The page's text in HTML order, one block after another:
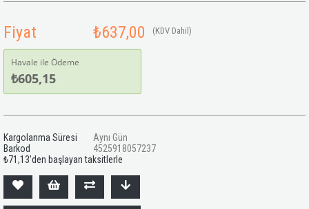
Fiyat ₺637,00 (KDV Dahil)
Havale ile Ödeme
₺605,15
Kargolanma Süresi
Aynı Gün
Barkod
4525918057237
₺71,13'den başlayan taksitlerle